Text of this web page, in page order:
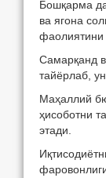
Бошқарма
ва ягона
фаолиятини
Самарқанд
тайёрлаб,
Маҳаллий
ҳисоботни
этади.